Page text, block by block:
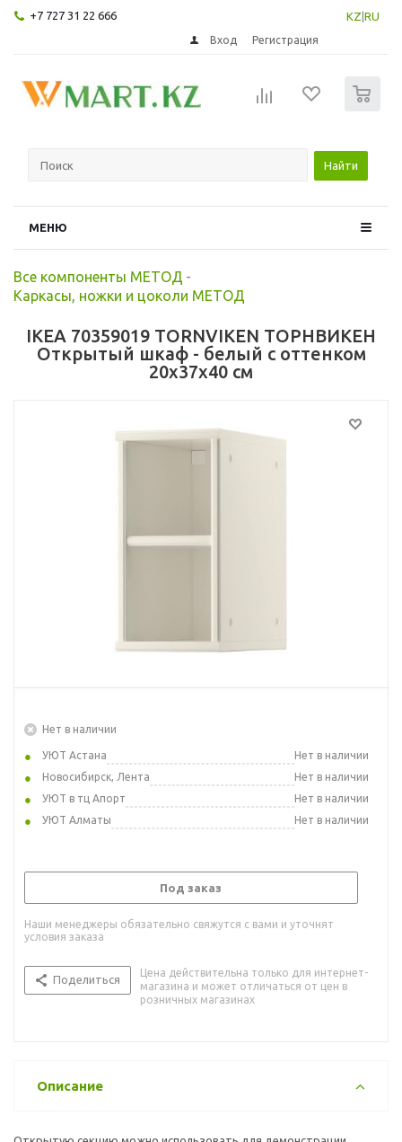
+7 727 31 22 666 KZ RU
Вход Регистрация
Найти
МЕНЮ
Все компоненты МЕТОД -
Каркасы, ножки и цоколи МЕТОД
IKEA 70359019 TORNVIKEN ТОРНВИКЕН
Открытый шкаф - белый с оттенком
20x37x40 см
Нет в наличии
УЮТ Астана
Нет в наличии
Новосибирск, Лента
Нет в наличии
УЮТ в тц Апорт
Нет в наличии
УЮТ Алматы
Нет в наличии
Под заказ
Наши менеджеры обязательно свяжутся с вами и уточнят
условия заказа
Поделиться
Цена действительна только для интернет-
магазина и может отличаться от цен в
розничных магазинах
Описание